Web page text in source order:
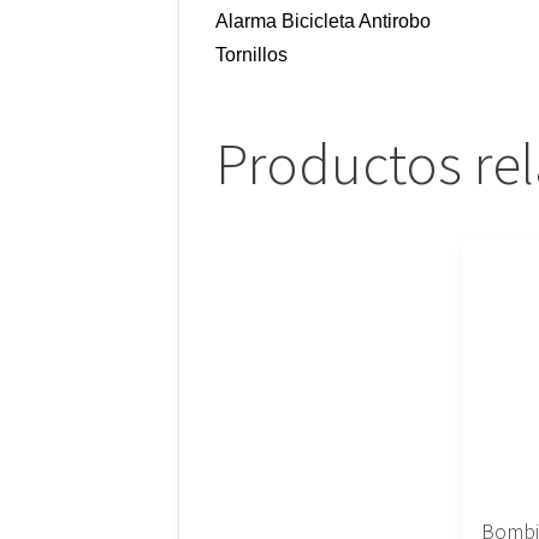
Alarma Bicicleta Antirobo
Tornillos
Productos